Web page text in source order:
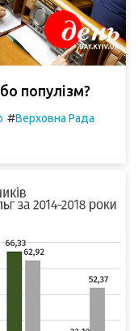
популізм?
#Верховна Рада